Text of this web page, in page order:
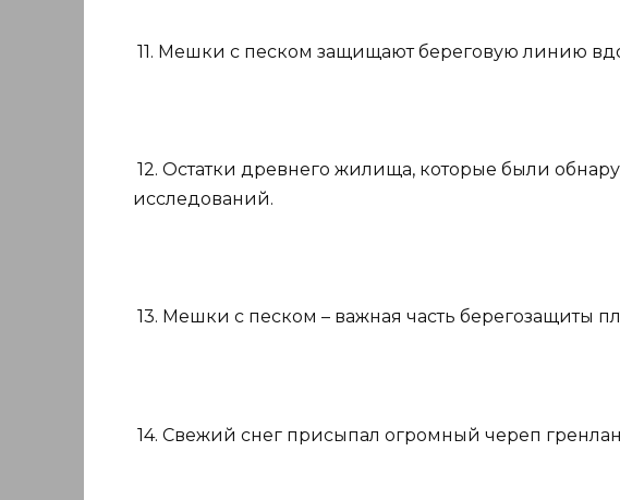
11. Мешки с песком защищают береговую линию
12. Остатки древнего жилища, которые были
исследований.
13. Мешки с песком – важная часть берегозащиты
14. Свежий снег присыпал огромный череп